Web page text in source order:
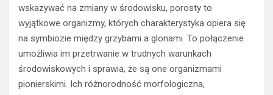
wskazywać na zmiany w środowisku, porosty to
wyjątkowe organizmy, których charakterystyka opiera się
na symbiozie między grzybami a glonami. To połączenie
umożliwia im przetrwanie w trudnych warunkach
środowiskowych i sprawia, że są one organizmami
pionierskimi. Ich różnorodność morfologiczna,